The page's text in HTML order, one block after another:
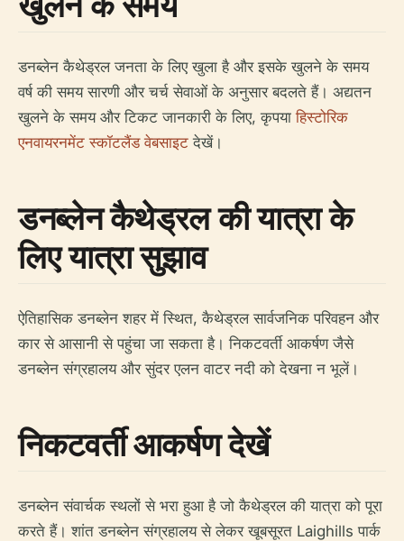
डनब्लेन कैथेड्रल जनता के लिए खुला है और इसके खुलने के समय
वर्ष की समय सारणी और चर्च सेवाओं के अनुसार बदलते हैं। अद्यतन
खुलने के समय और टिकट जानकारी के लिए, कृपयाहिस्टोरिक
एनवायरनमेंट स्कॉटलैंड वेबसाइट देखें।
डनब्लेन कैथेड्रल की यात्रा के
लिए यात्रा सुझाव
ऐतिहासिक डनब्लेन शहर में स्थित, कैथेड्रल सार्वजनिक परिवहन और
कार से आसानी से पहुंचा जा सकता है। निकटवर्ती आकर्षण जैसे
डनब्लेन संग्रहालय और सुंदर एलन वाटर नदी को देखना न भूलें।
निकटवर्ती आकर्षण देखें
डनब्लेन संवार्चक स्थलों से भरा हुआ है जो कैथेड्रल की यात्रा को पूरा
करते हैं। शांत डनब्लेन संग्रहालय से लेकर खूबसूरत Laighills पार्क